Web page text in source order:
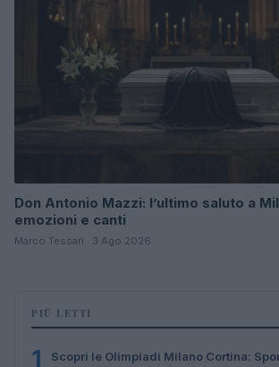
Don Antonio Mazzi: l’ultimo saluto a
emozioni e canti
Marco Tessari · 3 Ago 2026
PIÙ LETTI
1
Scopri le Olimpiadi Milano Cortina: